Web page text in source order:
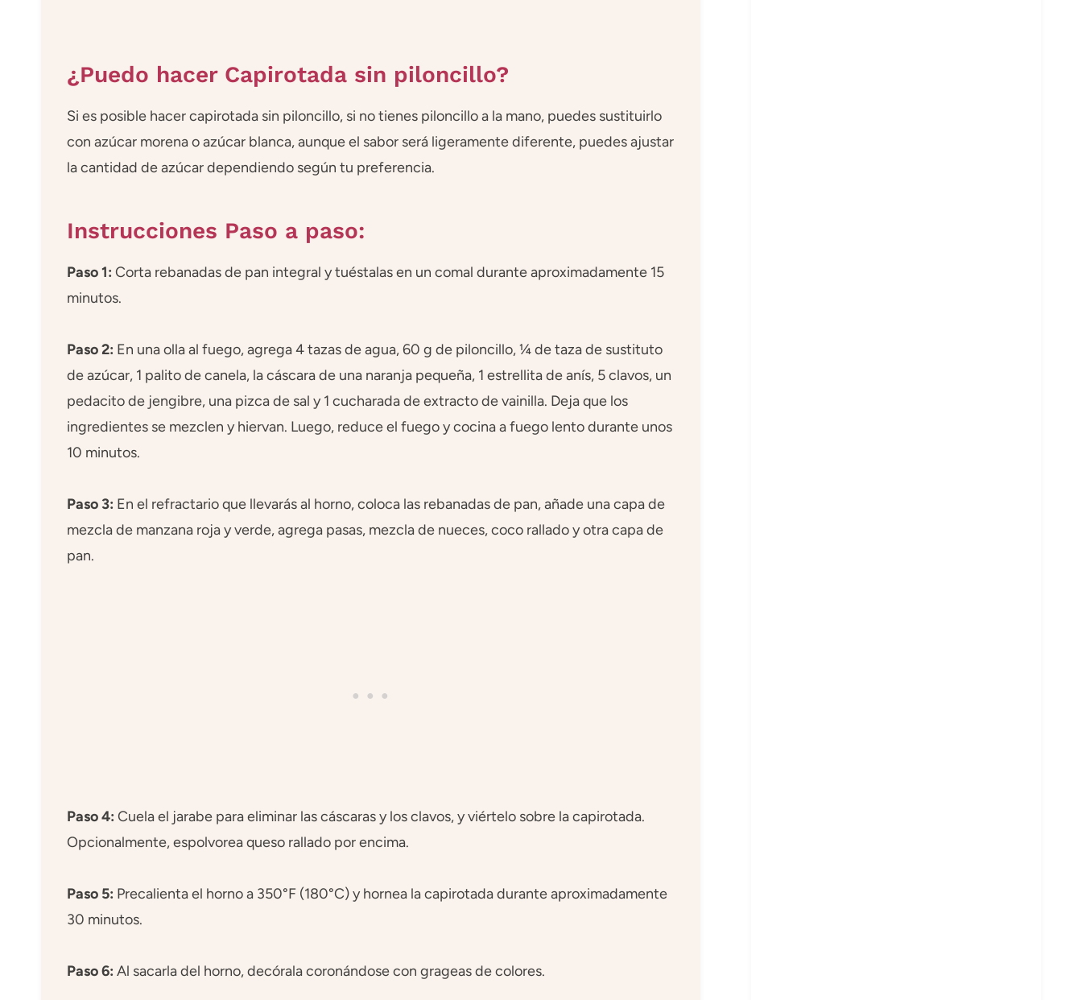
¿Puedo hacer Capirotada sin piloncillo?
Si es posible hacer capirotada sin piloncillo, si no tienes piloncillo a la mano, puedes sustituirlo
con azúcar morena o azúcar blanca, aunque el sabor será ligeramente diferente, puedes ajustar
la cantidad de azúcar dependiendo según tu preferencia.
Instrucciones Paso a paso:
Paso 1: Corta rebanadas de pan integral y tuéstalas en un comal durante aproximadamente 15
minutos.
Paso 2: En una olla al fuego, agrega 4 tazas de agua, 60 g de piloncillo, ¼ de taza de sustituto
de azúcar, 1 palito de canela, la cáscara de una naranja pequeña, 1 estrellita de anís, 5 clavos, un
pedacito de jengibre, una pizca de sal y 1 cucharada de extracto de vainilla. Deja que los
ingredientes se mezclen y hiervan. Luego, reduce el fuego y cocina a fuego lento durante unos
10 minutos.
Paso 3: En el refractario que llevarás al horno, coloca las rebanadas de pan, añade una capa de
mezcla de manzana roja y verde, agrega pasas, mezcla de nueces, coco rallado y otra capa de
pan.
Paso 4: Cuela el jarabe para eliminar las cáscaras y los clavos, y viértelo sobre la capirotada.
Opcionalmente, espolvorea queso rallado por encima.
Paso 5: Precalienta el horno a 350°F (180°C) y hornea la capirotada durante aproximadamente
30 minutos.
Paso 6: Al sacarla del horno, decórala coronándose con grageas de colores.